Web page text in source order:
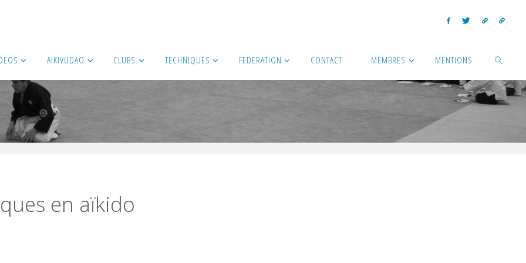
AIKIVUDAO CLUBS TECHNIQUES FEDERATION CONTACT MEMBRES MENTIONS
SEARCH
en aïkido